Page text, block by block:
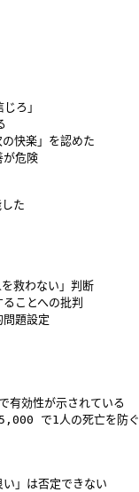
ろ」
快楽」を認めた
が危険
た
救わない」判断
ことへの批判
効性が示されている
で1人の死亡を防
」は否定できない